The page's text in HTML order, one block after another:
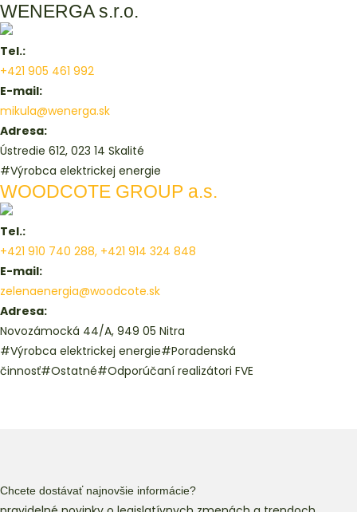
WENERGA s.r.o.
Tel.:
+421 905 461 992
E-mail:
mikula@wenerga.sk
Adresa:
Ústredie 612, 023 14 Skalité
#Výrobca elektrickej energie
WOODCOTE GROUP a.s.
Tel.:
+421 910 740 288, +421 914 324 848
E-mail:
zelenaenergia@woodcote.sk
Adresa:
Novozámocká 44/A, 949 05 Nitra
#Výrobca elektrickej energie#Poradenská
činnosť#Ostatné#Odporúčaní realizátori FVE
Chcete dostávať najnovšie informácie?